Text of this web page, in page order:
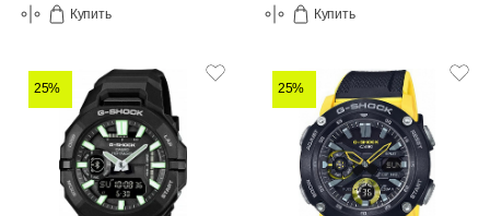
Купить Купить
25% 25%